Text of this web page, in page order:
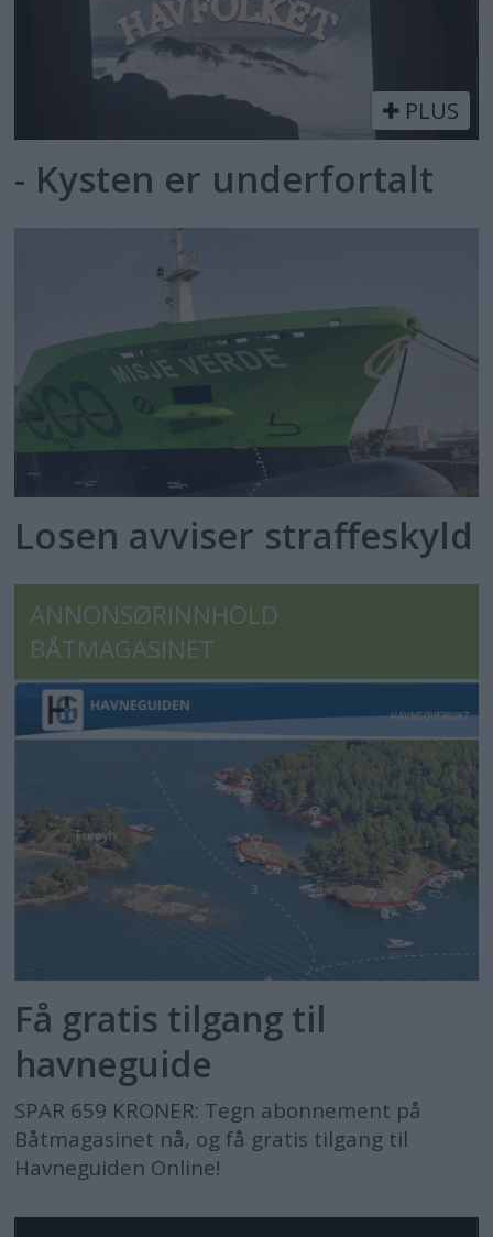
PLUS
- Kysten er underfortalt
Losen avviser straffeskyld
ANNONSØRINNHOLD
BÅTMAGASINET
Få gratis tilgang til
havneguide
SPAR 659 KRONER: Tegn abonnement på
Båtmagasinet nå, og få gratis tilgang til
Havneguiden Online!